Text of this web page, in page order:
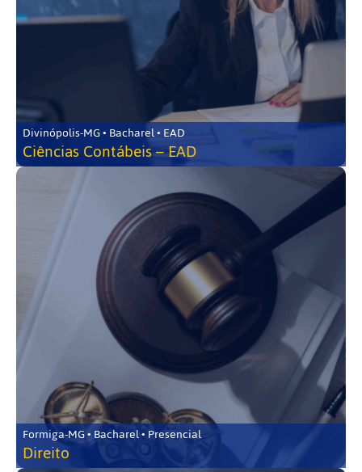
Divinópolis-MG • Bacharel • EAD
Ciências Contábeis – EAD
Formiga-MG • Bacharel • Presencial
Direito